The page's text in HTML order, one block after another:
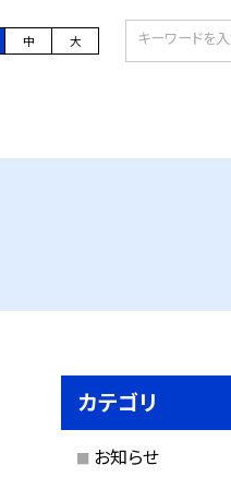
中 大
カテゴリ
お知らせ